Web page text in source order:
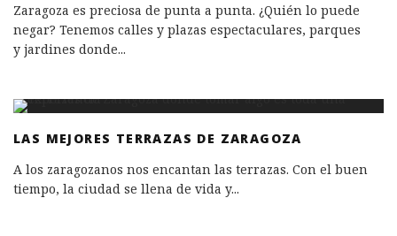
Zaragoza es preciosa de punta a punta. ¿Quién lo puede
negar? Tenemos calles y plazas espectaculares, parques
y jardines donde...
LAS MEJORES TERRAZAS DE ZARAGOZA
A los zaragozanos nos encantan las terrazas. Con el buen
tiempo, la ciudad se llena de vida y...